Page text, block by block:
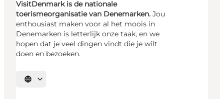
VisitDenmark is de nationale
toerismeorganisatie van Denemarken. Jou
enthousiast maken voor al het moois in
Denemarken is letterlijk onze taak, en we
hopen dat je veel dingen vindt die je wilt
doen en bezoeken.
Selecteer taal